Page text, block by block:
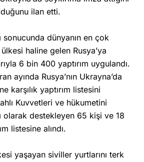
ilan etti.
sonucunda dünyanın en çok
haline gelen Rusya’ya
6 bin 400 yaptırım uygulandı.
ayında Rusya’nın Ukrayna’da
karşılık yaptırım listesini
Kuvvetleri ve hükumetini
olarak destekleyen 65 kişi ve 18
listesine alındı.
yaşayan siviller yurtlarını terk